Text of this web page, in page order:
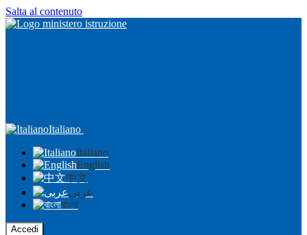
Salta al contenuto
Italiano
Italiano
English
中文
عربى
বাংলা
Accedi